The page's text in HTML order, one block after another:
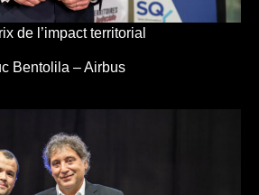
de l’impact territorial
Bentolila – Airbus